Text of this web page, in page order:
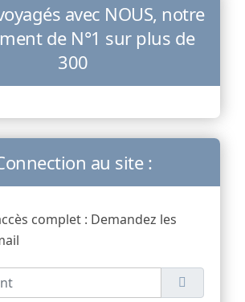
avec NOUS, notre
de N°1 sur plus de
300
au site :
complet : Demandez les